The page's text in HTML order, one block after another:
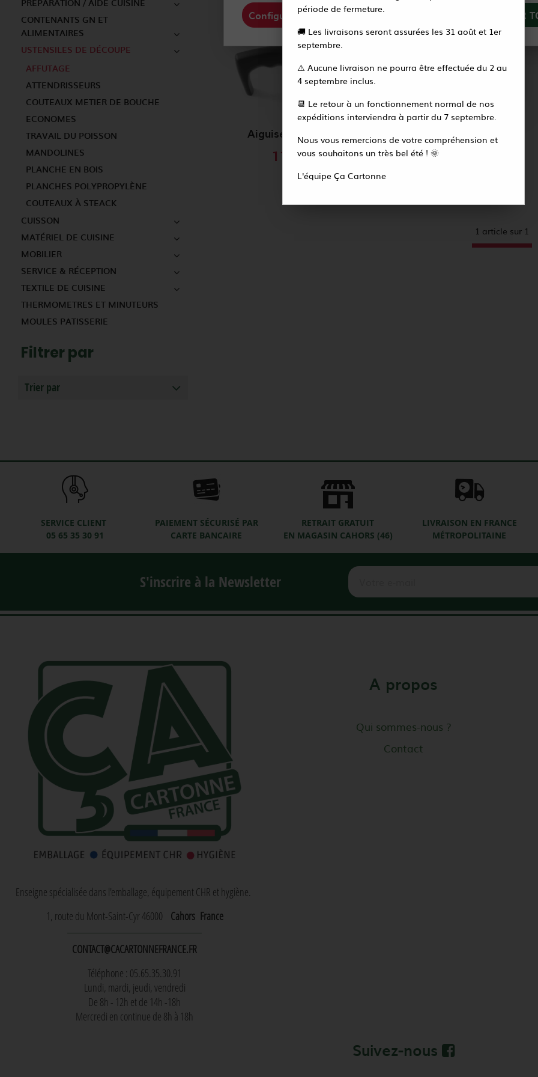
PRÉPARATION / AIDE CUISINE
CONTENANTS GN ET
ALIMENTAIRES
USTENSILES DE DÉCOUPE
AFFUTAGE
ATTENDRISSEURS
COUTEAUX METIER DE BOUCHE
ECONOMES
TRAVAIL DU POISSON
MANDOLINES
PLANCHE EN BOIS
PLANCHES POLYPROPYLÈNE
COUTEAUX À STEACK
CUISSON
MATÉRIEL DE CUISINE
MOBILIER
SERVICE & RÉCEPTION
TEXTILE DE CUISINE
THERMOMETRES ET MINUTEURS
MOULES PATISSERIE
Filtrer par
Trier par
Aiguiseur de couteaux
11,50 €HT
1 article sur 1
SERVICE CLIENT
05 65 35 30 91
PAIEMENT SÉCURISÉ PAR
CARTE BANCAIRE
RETRAIT GRATUIT
EN MAGASIN CAHORS (46)
LIVRAISON EN FRANCE
MÉTROPOLITAINE
S'inscrire à la Newsletter
Enseigne spécialisée dans l'emballage, équipement CHR et hygiène.
1, route du Mont-Saint-Cyr 46000 Cahors France
CONTACT@CACARTONNEFRANCE.FR
Téléphone : 05.65.35.30.91
Lundi, mardi, jeudi, vendredi
De 8h - 12h et de 14h -18h
Mercredi en continue de 8h à 18h
A propos
Qui sommes-nous ?
Contact
Suivez-nous
Configurer Tout refuser ACCEPTER
Vous recevrez alors un e-mail pour créer votre
nouveau mot de passe en quelques secondes.
Accéder à la page de connexion
période de fermeture.
🚚 Les livraisons seront assurées les 31 août et 1er
septembre.
⚠️ Aucune livraison ne pourra être effectuée du 2 au
4 septembre inclus.
📆 Le retour à un fonctionnement normal de nos
expéditions interviendra à partir du 7 septembre.
Nous vous remercions de votre compréhension et
vous souhaitons un très bel été ! 🌞
L'équipe Ça Cartonne